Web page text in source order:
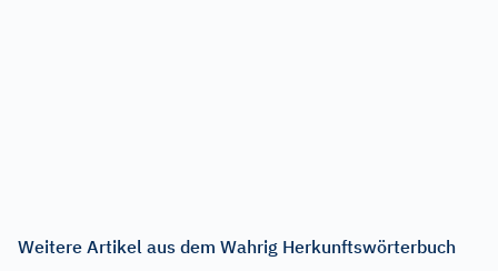
Weitere Artikel aus dem Wahrig Herkunftswörterbuch